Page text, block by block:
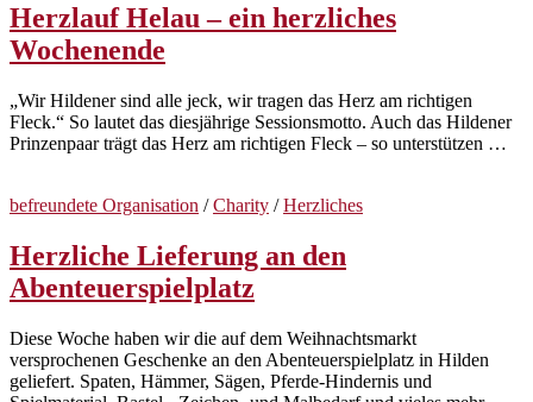
Herzlauf Helau – ein herzliches
Wochenende
„Wir Hildener sind alle jeck, wir tragen das Herz am richtigen
Fleck.“ So lautet das diesjährige Sessionsmotto. Auch das Hildener
Prinzenpaar trägt das Herz am richtigen Fleck – so unterstützen …
befreundete Organisation /Charity /Herzliches
Herzliche Lieferung an den
Abenteuerspielplatz
Diese Woche haben wir die auf dem Weihnachtsmarkt
versprochenen Geschenke an den Abenteuerspielplatz in Hilden
geliefert. Spaten, Hämmer, Sägen, Pferde-Hindernis und